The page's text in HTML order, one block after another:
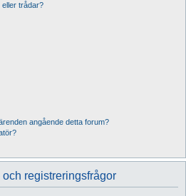
trådar?
angående detta forum?
och registreringsfrågor